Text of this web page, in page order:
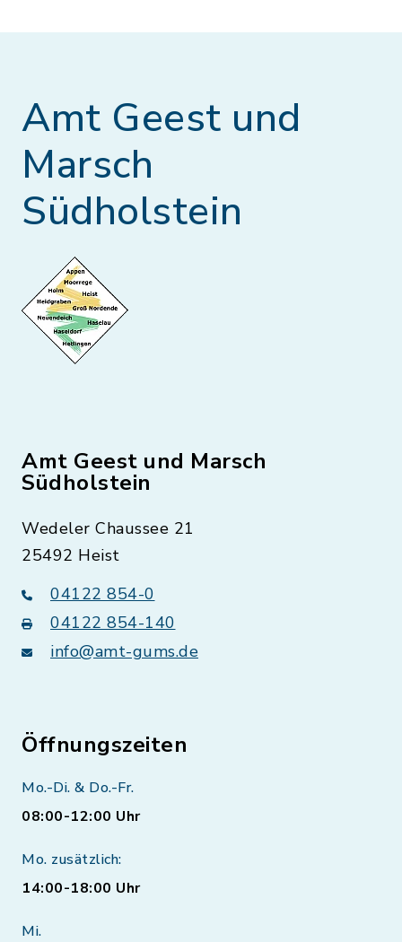
Amt Geest und
Marsch
Südholstein
Amt Geest und Marsch
Südholstein
Wedeler Chaussee 21
25492 Heist
04122 854-0
04122 854-140
info@amt-gums.de
Öffnungszeiten
Mo.-Di. & Do.-Fr.
08:00-12:00 Uhr
Mo. zusätzlich:
14:00-18:00 Uhr
Mi.